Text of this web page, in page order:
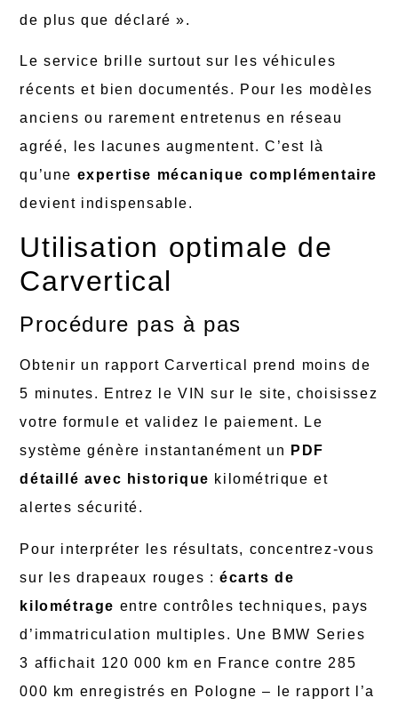
de plus que déclaré ».
Le service brille surtout sur les véhicules
récents et bien documentés. Pour les modèles
anciens ou rarement entretenus en réseau
agréé, les lacunes augmentent. C’est là
qu’une expertise mécanique complémentaire
devient indispensable.
Utilisation optimale de
Carvertical
Procédure pas à pas
Obtenir un rapport Carvertical prend moins de
5 minutes. Entrez le VIN sur le site, choisissez
votre formule et validez le paiement. Le
système génère instantanément un
PDF
détaillé avec historique kilométrique et
alertes sécurité.
Pour interpréter les résultats, concentrez-vous
sur les drapeaux rouges :écarts de
kilométrage entre contrôles techniques, pays
d’immatriculation multiples. Une BMW Series
3 affichait 120 000 km en France contre 285
000 km enregistrés en Pologne – le rapport l’a